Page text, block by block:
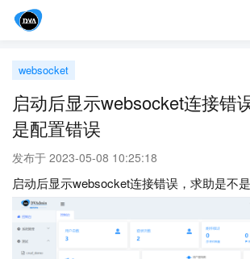
websocket
启动后显示websocket连接错
是配置错误
发布于 2023-05-08 10:25:18
启动后显示websocket连接错误，求助是不